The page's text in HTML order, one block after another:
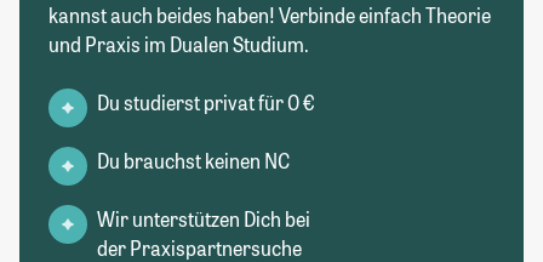
kannst auch beides haben! Verbinde einfach Theorie
und Praxis im Dualen Studium.
Du studierst privat für 0 €
Du brauchst keinen NC
Wir unterstützen Dich bei
der Praxispartnersuche